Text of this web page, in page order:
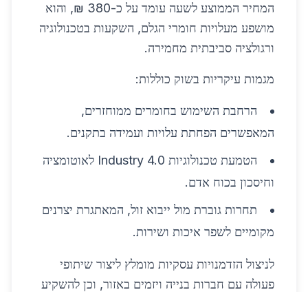
המחיר הממוצע לשעה עומד על כ-380 ₪, והוא
מושפע מעלויות חומרי הגלם, השקעות בטכנולוגיה
ורגולציה סביבתית מחמירה.
מגמות עיקריות בשוק כוללות:
הרחבת השימוש בחומרים ממוחזרים,
המאפשרים הפחתת עלויות ועמידה בתקנים.
הטמעת טכנולוגיות Industry 4.0 לאוטומציה
וחיסכון בכוח אדם.
תחרות גוברת מול ייבוא זול, המאתגרת יצרנים
מקומיים לשפר איכות ושירות.
לניצול הזדמנויות עסקיות מומלץ ליצור שיתופי
פעולה עם חברות בנייה ויזמים באזור, וכן להשקיע